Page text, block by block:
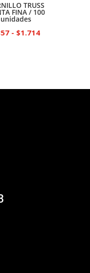
TRUSS
FINA / 100
unidades
- $1.714Rango